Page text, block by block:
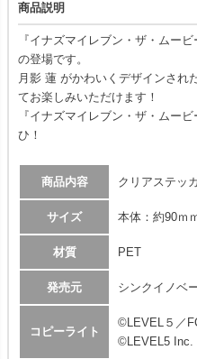
商品説明
『イナズマイレブン・ザ・ムー
の登場です。
月影 蓮 がかわいくデザインされ
てお楽しみいただけます！
『イナズマイレブン・ザ・ムー
ひ！
商品内容 クリアステッ
サイズ 本体：約90ｍ
材質 PET
発売元 シンクイノベ
コピーライト
©LEVEL５／
©LEVEL5 Inc.